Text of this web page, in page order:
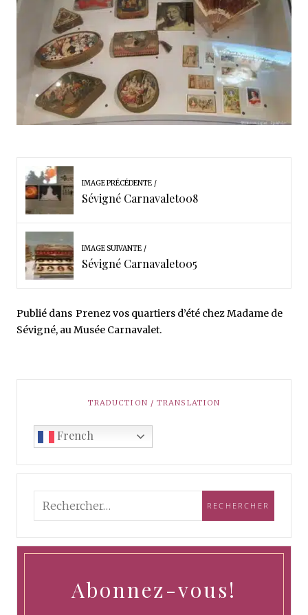
IMAGE PRÉCÉDENTE
Sévigné Carnavalet008
IMAGE SUIVANTE
Sévigné Carnavalet005
Publié dans Prenez vos quartiers d’été chez Madame de
Sévigné, au Musée Carnavalet.
TRADUCTION / TRANSLATION
French
Abonnez-vous!